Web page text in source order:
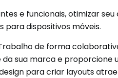
e funcionais, otimizar
para dispositivos móveis.
de forma
sua marca e proporcione
para criar layouts